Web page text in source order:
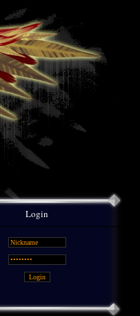
Login